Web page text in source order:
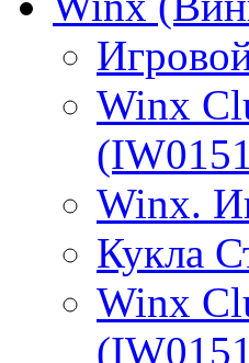
Winx
Winx.
Кукла
Winx